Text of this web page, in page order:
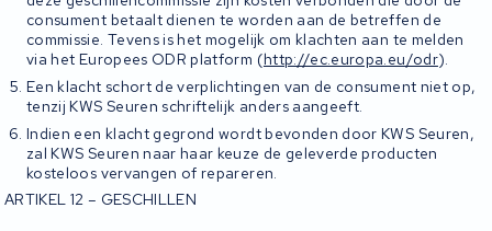
consument betaalt dienen te worden aan de betreffen de
commissie. Tevens is het mogelijk om klachten aan te melden
via het Europees ODR platform (http://ec.europa.eu/odr).
Een klacht schort de verplichtingen van de consument niet op,
tenzij KWS Seuren schriftelijk anders aangeeft.
Indien een klacht gegrond wordt bevonden door KWS Seuren,
zal KWS Seuren naar haar keuze de geleverde producten
kosteloos vervangen of repareren.
ARTIKEL 12 – GESCHILLEN